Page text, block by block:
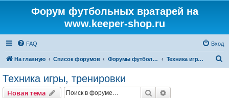
Форум футбольных вратарей на
www.keeper-shop.ru
FAQ Вход
На главную Список форумов Форумы футбольных вратарей Техника игры, тренировки
Техника игры, тренировки
Новая тема Поиск